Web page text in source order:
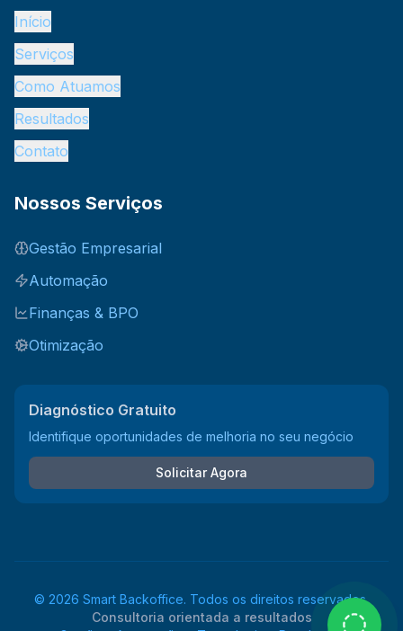
Início
Serviços
Como Atuamos
Resultados
Contato
Nossos Serviços
Gestão Empresarial
Automação
Finanças & BPO
Otimização
Diagnóstico Gratuito
Identifique oportunidades de melhoria no seu negócio
Solicitar Agora
© 2026 Smart Backoffice. Todos os direitos reservados.
Consultoria orientada a resultados